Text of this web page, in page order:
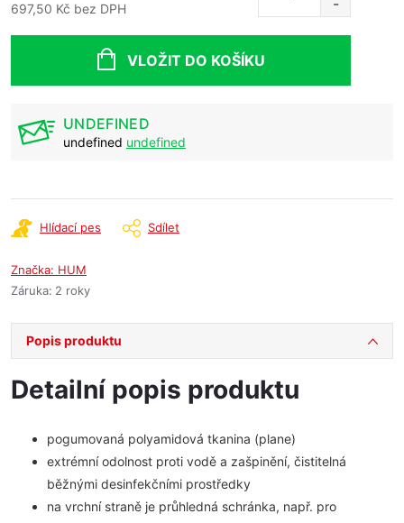
697,50 Kč bez DPH
VLOŽIT DO KOŠÍKU
UNDEFINED
undefined undefined
Hlídací pes Sdílet
Značka: HUM
Záruka: 2 roky
Popis produktu
Detailní popis produktu
pogumovaná polyamidová tkanina (plane)
extrémní odolnost proti vodě a zašpinění, čistitelná
běžnými desinfekčními prostředky
na vrchní straně je průhledná schránka, např. pro